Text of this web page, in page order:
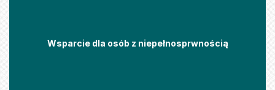
Wsparcie dla osób z niepełnosprwnością